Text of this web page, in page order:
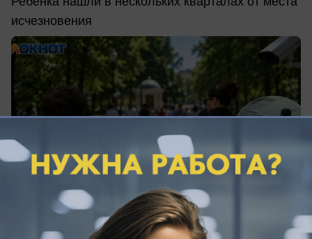
исчезновения